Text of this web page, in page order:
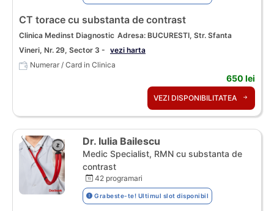
CT torace cu substanta de contrast
Clinica Medinst Diagnostic Adresa: BUCURESTI, Str. Sfanta
Vineri, Nr. 29, Sector 3 - vezi harta
Numerar / Card in Clinica
650 lei
VEZI DISPONIBILITATEA
Dr. Iulia Bailescu
Medic Specialist, RMN cu substanta de
contrast
42 programari
Grabeste-te! Ultimul slot disponibil